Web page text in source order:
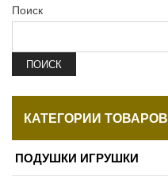
Поиск
ПОИСК
КАТЕГОРИИ ТОВАРОВ
ПОДУШКИ ИГРУШКИ